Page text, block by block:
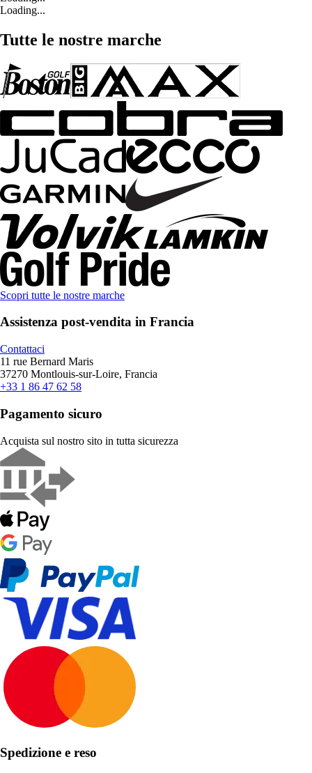
Loading...
Tutte le nostre marche
Scopri tutte le nostre marche
Assistenza post-vendita in Francia
Contattaci
11 rue Bernard Maris
37270 Montlouis-sur-Loire, Francia
+33 1 86 47 62 58
Pagamento sicuro
Acquista sul nostro sito in tutta sicurezza
Spedizione e reso